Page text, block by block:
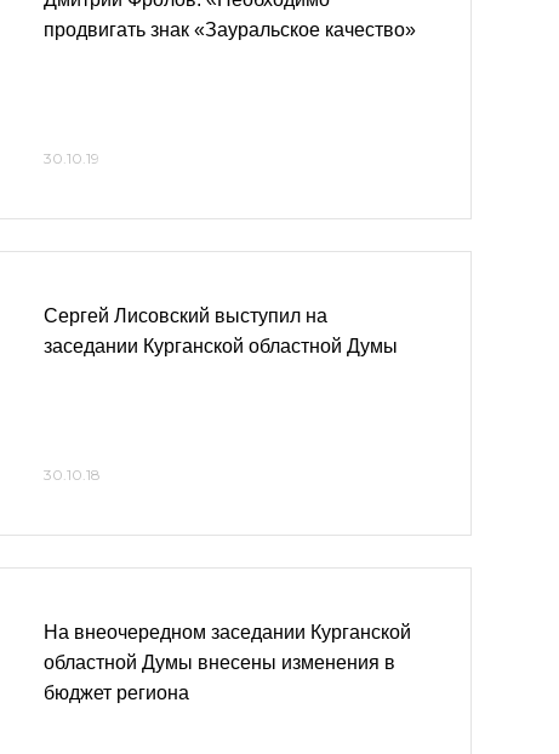
продвигать знак «Зауральское качество»
30.10.19
Сергей Лисовский выступил на
заседании Курганской областной Думы
30.10.18
На внеочередном заседании Курганской
областной Думы внесены изменения в
бюджет региона